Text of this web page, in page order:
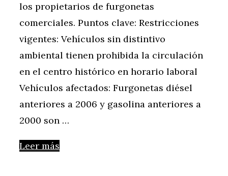
los propietarios de furgonetas
comerciales. Puntos clave: Restricciones
vigentes: Vehículos sin distintivo
ambiental tienen prohibida la circulación
en el centro histórico en horario laboral
Vehículos afectados: Furgonetas diésel
anteriores a 2006 y gasolina anteriores a
2000 son …
Leer más